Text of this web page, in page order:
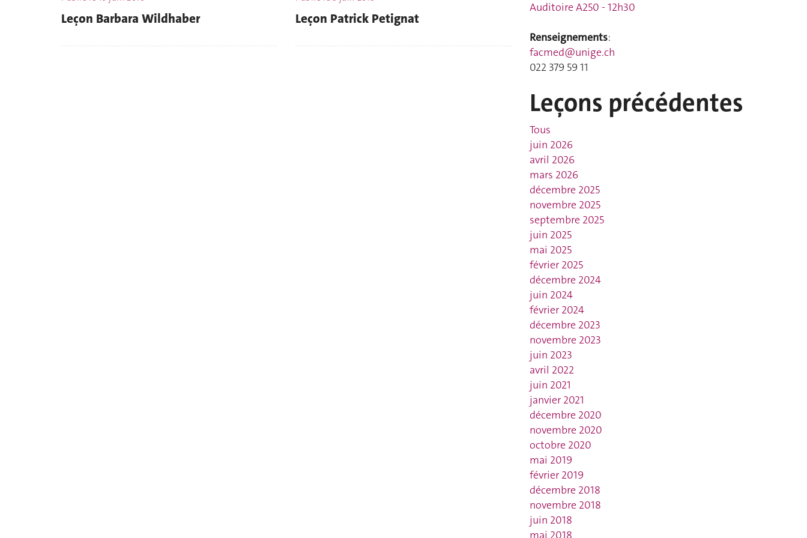
Leçon Barbara Wildhaber Leçon Patrick Petignat
Auditoire A250 - 12h30
Renseignements:
facmed@unige.ch
022 379 59 11
Leçons précédentes
Tous
juin 2026
avril 2026
mars 2026
décembre 2025
novembre 2025
septembre 2025
juin 2025
mai 2025
février 2025
décembre 2024
juin 2024
février 2024
décembre 2023
novembre 2023
juin 2023
avril 2022
juin 2021
janvier 2021
décembre 2020
novembre 2020
octobre 2020
mai 2019
février 2019
décembre 2018
novembre 2018
juin 2018
mai 2018